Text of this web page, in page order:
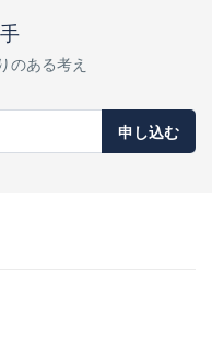
のある考え
申し込む